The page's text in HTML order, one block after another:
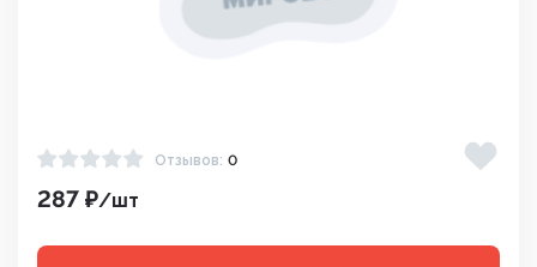
Отзывов: 0
287 ₽/шт